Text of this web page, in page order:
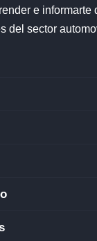
e informarte
del sector